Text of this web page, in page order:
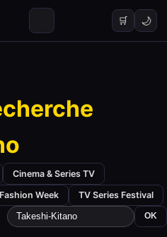
🛒 🌙
Cinema & Series TV
Week TV Series Festival
OK